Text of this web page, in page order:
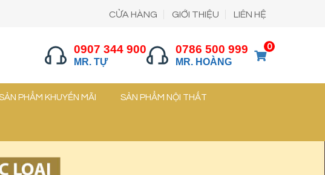
CỬA HÀNG GIỚI THIỆU LIÊN HỆ
0907 344 900
MR. TỰ
0786 500 999
MR. HOÀNG
0
PHẨM KHUYẾN MÃI SẢN PHẨM NỘI THẤT